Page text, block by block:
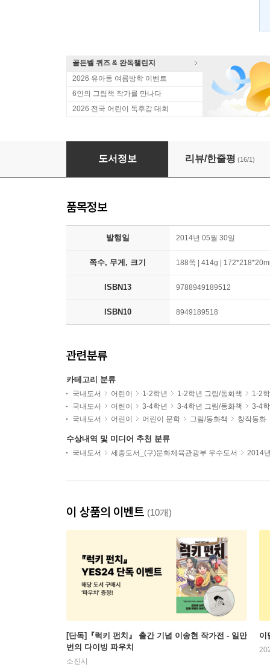
골든벨 퀴즈 & 완독챌린지
2026 유아동 여름방학 이벤트
6인의 그림책 작가를 만나다
2026 전국 어린이 독후감 대회
열 두 살 백용기의 게임 회사 정복기
도서정보 리뷰/한줄평 (16/1)
품목정보
발행일 2014년 05월 30일
쪽수, 무게, 크기 188쪽 | 414g |
ISBN13 9788949189512
ISBN10 8949189518
관련분류
카테고리 분류
국내도서 어린이 1-2학년 1-2학년 그림/동화책
1-2
국내도서
어린이 3-4학년 3-4학년 그림/동화책
3-4
국내도서
어린이 어린이 문학 그림/동화책 창작동화
수상내역 및 미디어 추천 분류
국내도서 세종도서_(구)문화체육관광부 우수도서 2014
이 상품의 이벤트 (10개)
[단독]『럭키 펀치』 출간 기념 이송현 작가전 - 일만
번의 다이빙 파우치
소진시
이